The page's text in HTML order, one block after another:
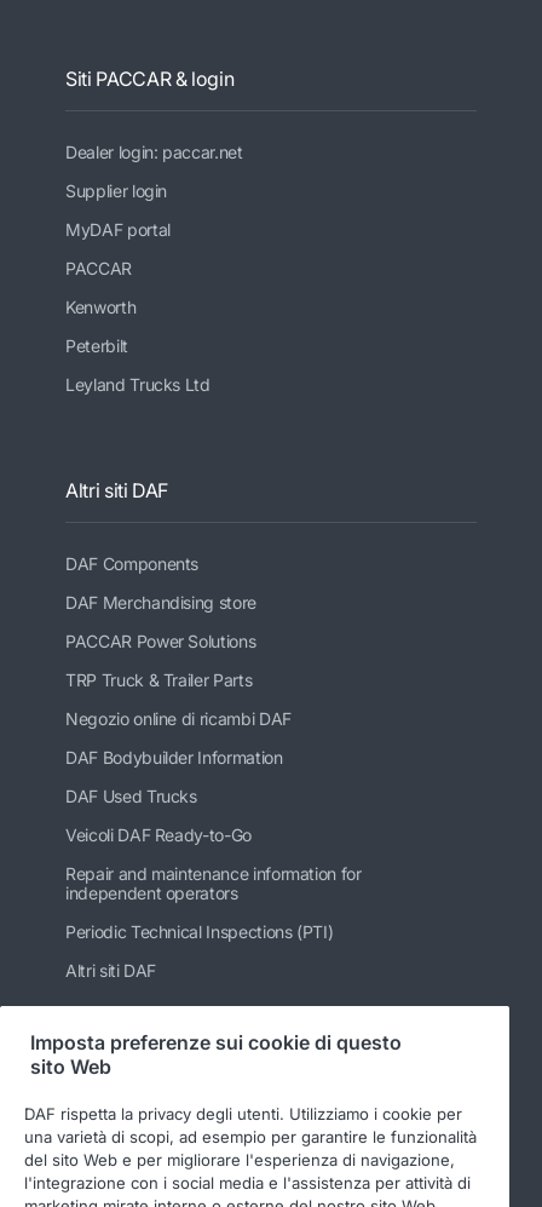
Siti PACCAR & login
Dealer login: paccar.net
Supplier login
MyDAF portal
PACCAR
Kenworth
Peterbilt
Leyland Trucks Ltd
Altri siti DAF
DAF Components
DAF Merchandising store
PACCAR Power Solutions
TRP Truck & Trailer Parts
Negozio online di ricambi DAF
DAF Bodybuilder Information
DAF Used Trucks
Veicoli DAF Ready-to-Go
Repair and maintenance information for
independent operators
Periodic Technical Inspections (PTI)
Altri siti DAF
Seguici
Imposta preferenze sui cookie di questo
sito Web
DAF rispetta la privacy degli utenti. Utilizziamo i cookie per
una varietà di scopi, ad esempio per garantire le funzionalità
del sito Web e per migliorare l'esperienza di navigazione,
l'integrazione con i social media e l'assistenza per attività di